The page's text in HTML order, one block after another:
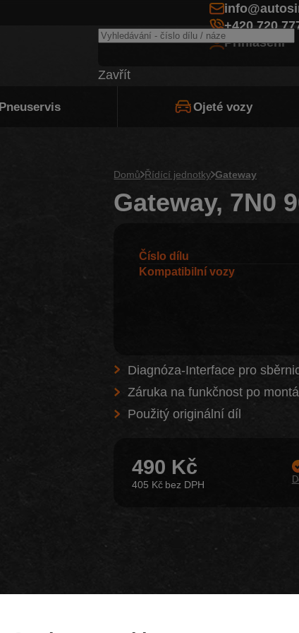
+420 720
Přihlášení
Pneuservis Ojeté vozy
Zavřít
Domů Řídící jednotky Gateway
Gateway, 7N0
Číslo dílu
Kompatibilní vozy
Diagnóza-Interface pro
Záruka na funkčnost po
Použitý originální díl
490 Kč
405 Kč